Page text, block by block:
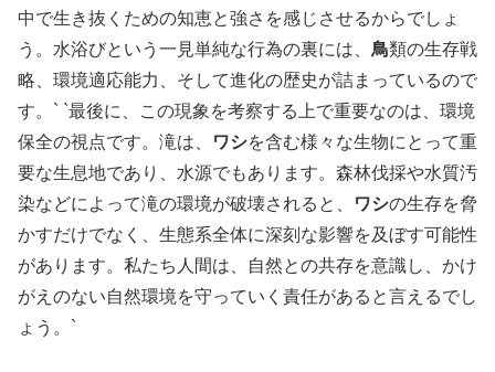
中で生き抜くための知恵と強さを感じさせるからでしょ
う。水浴びという一見単純な行為の裏には、 鳥類の生存戦
略、環境適応能力、そして進化の歴史が詰まっているので
す。` `最後に、この現象を考察する上で重要なのは、環境
保全の視点です。滝は、
ワシを含む様々な生物にとって重
要な生息地であり、水源でもあります。森林伐採や水質汚
染などによって滝の環境が破壊されると、
ワシの生存を脅
かすだけでなく、生態系全体に深刻な影響を及ぼす可能性
があります。私たち人間は、自然との共存を意識し、かけ
がえのない自然環境を守っていく責任があると言えるでし
ょう。`